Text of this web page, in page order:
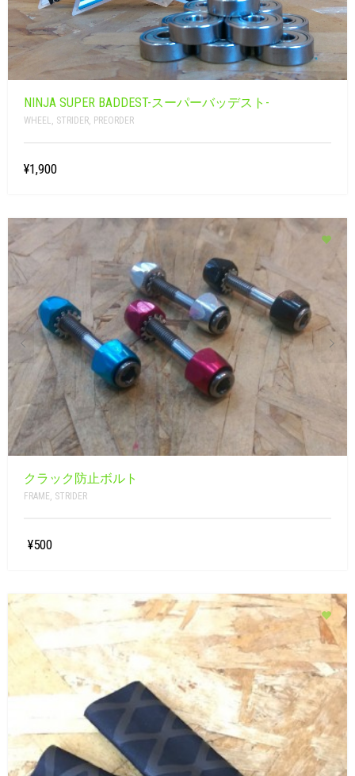
NINJA SUPER BADDEST-スーパーバッデスト-
WHEEL, STRIDER, PREORDER
¥1,900
クラック防止ボルト
FRAME STRIDER
¥500